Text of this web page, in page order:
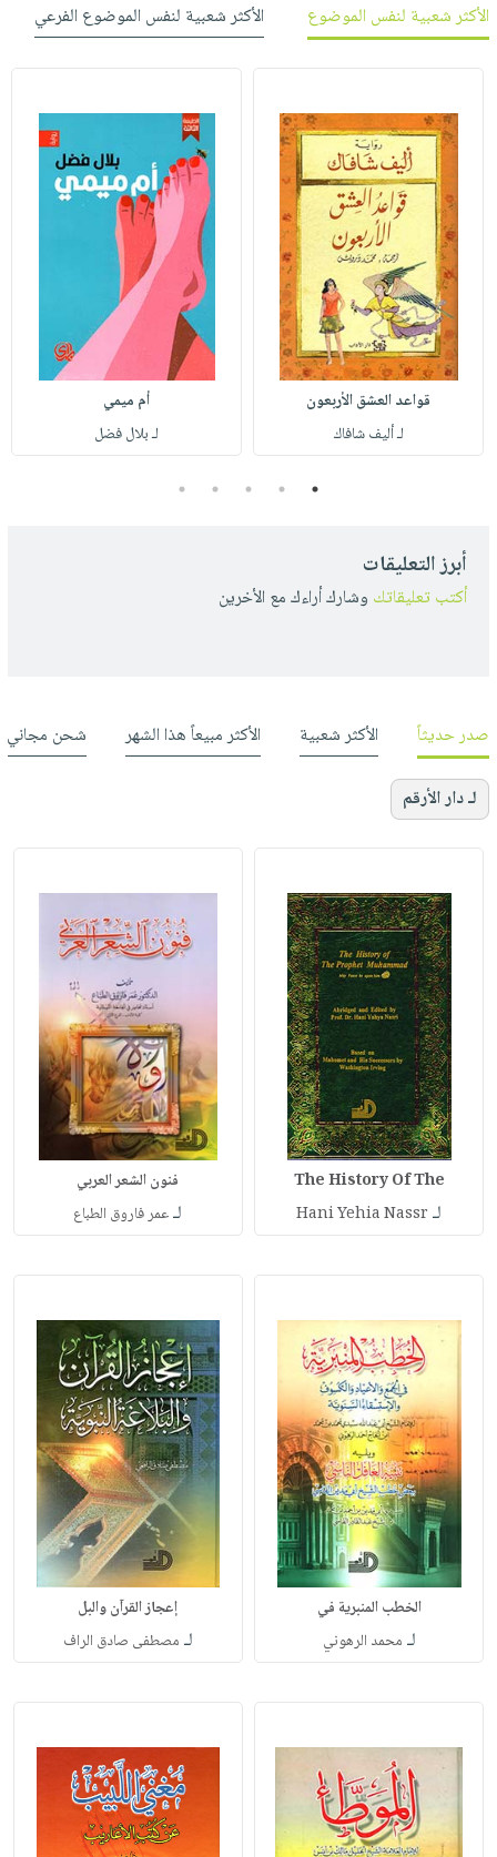
الأكثر شعبية لنفس الموضوع الأكثر شعبية لنفس الموضوع الفرعي
قواعد العشق الأربعون
لـ أليف شافاك
أم ميمي
لـ بلال فضل
1
2
3
4
5
أبرز التعليقات
أكتب تعليقاتك وشارك أراءك مع الأخرين
صدر حديثاً الأكثر شعبية الأكثر مبيعاً هذا الشهر شحن مجاني
لـ دار الأرقم
The History Of The
لـ Hani Yehia Nassr
فنون الشعر العربي
لـعمر فاروق الطباع
الخطب المنبرية في
لـ محمد الرهوني
إعجاز القرآن والبل
لـ مصطفى صادق الراف